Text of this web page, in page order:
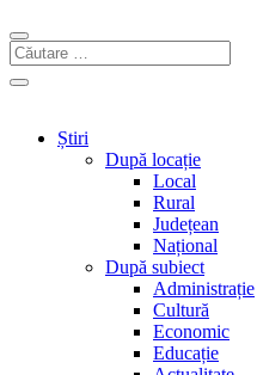
Știri
După locație
Local
Rural
Județean
Național
După subiect
Administrație
Cultură
Economic
Educație